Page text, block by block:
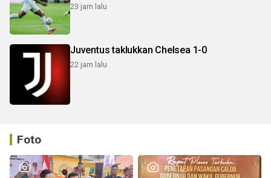
23 jam lalu
Juventus taklukkan Chelsea 1-0
22 jam lalu
Foto